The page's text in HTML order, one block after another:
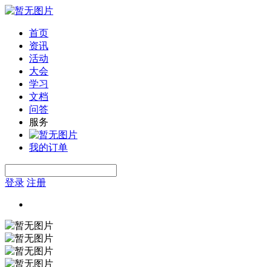
首页
资讯
活动
大会
学习
文档
问答
服务
我的订单
登录 注册